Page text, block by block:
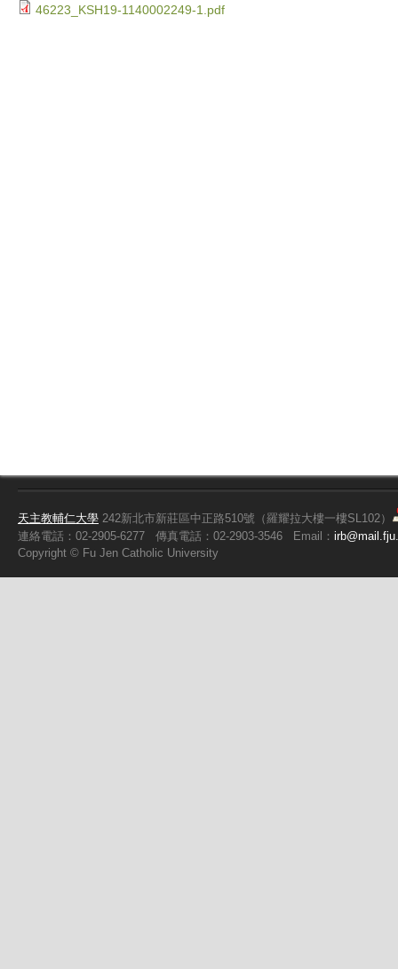
46223_KSH19-1140002249-1.pdf
天主教輔仁大學 242新北市新莊區中正路510號（羅耀拉大樓一樓SL102）
連絡電話：02-2905-6277
傳真電話：02-2903-3546 Email：
Copyright © Fu Jen Catholic University